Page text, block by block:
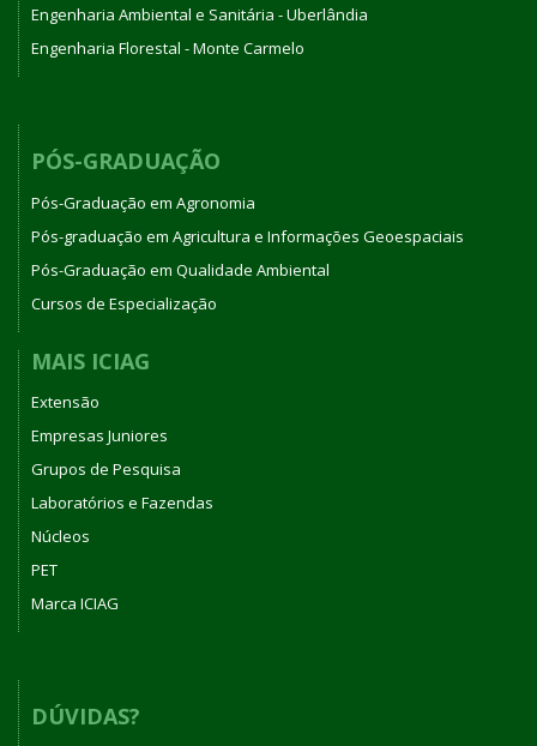
Engenharia Ambiental e Sanitária - Uberlândia
Engenharia Florestal - Monte Carmelo
PÓS-GRADUAÇÃO
Pós-Graduação em Agronomia
Pós-graduação em Agricultura e Informações Geoespaciais
Pós-Graduação em Qualidade Ambiental
Cursos de Especialização
MAIS ICIAG
Extensão
Empresas Juniores
Grupos de Pesquisa
Laboratórios e Fazendas
Núcleos
PET
Marca ICIAG
DÚVIDAS?